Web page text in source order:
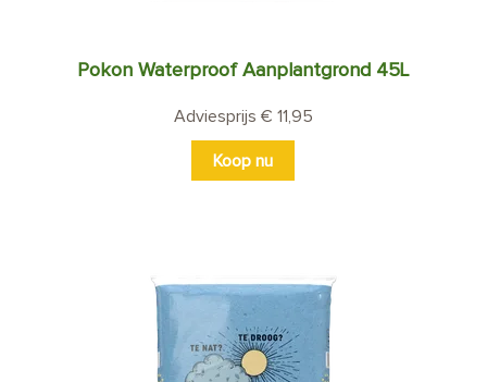
Pokon Waterproof Aanplantgrond 45L
Adviesprijs € 11,95
Koop nu